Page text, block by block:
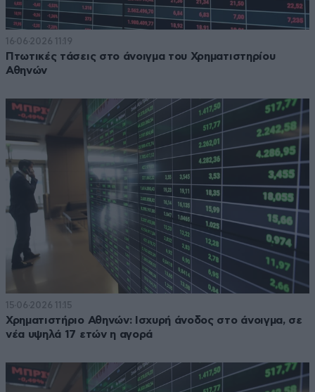
16·06·2026 11:19
Πτωτικές τάσεις στο άνοιγμα του Χρηματιστηρίου
Αθηνών
15·06·2026 11:15
Χρηματιστήριο Αθηνών: Ισχυρή άνοδος στο άνοιγμα, σε
νέα υψηλά 17 ετών η αγορά